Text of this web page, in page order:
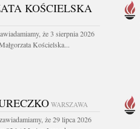
KOŚCIELSKA
że 3 sierpnia 2026
Kościelska...
WARSZAWA
że 29 lipca 2026